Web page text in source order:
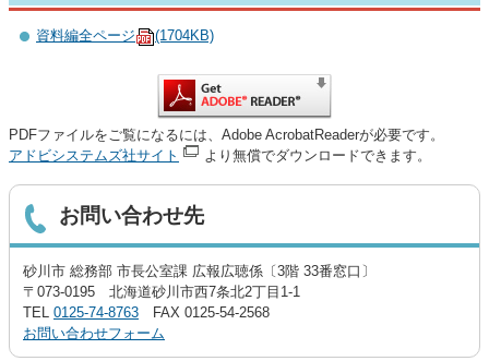
資料編全ページ (1704KB)
PDFファイルをご覧になるには、Adobe AcrobatReaderが必要です。
アドビシステムズ社サイト
より無償でダウンロードできます。
お問い合わせ先
砂川市 総務部 市長公室課 広報広聴係〔3階 33番窓口〕
〒073-0195 北海道砂川市西7条北2丁目1-1
TEL 0125-74-8763 FAX 0125-54-2568
お問い合わせフォーム